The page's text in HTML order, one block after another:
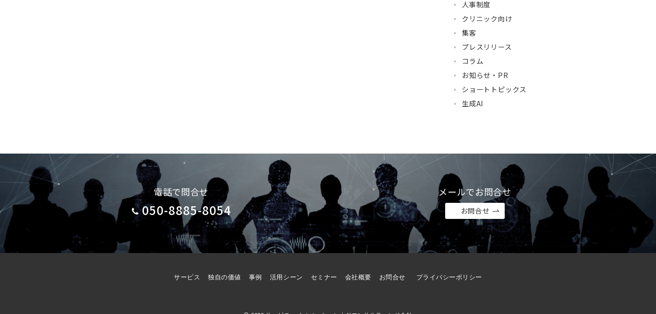
人事制度
クリニック向け
集客
プレスリリース
コラム
お知らせ・PR
ショートトピックス
生成AI
電話で問合せ
050-8885-8054
メールでお問合せ
お問合せ
サービス 独自の価値 事例 活用シーン セミナー 会社概要 お問合せ プライバシーポリシー